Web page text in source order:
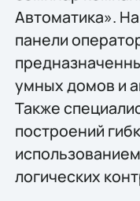
Автоматика».
панели
умных домов и
Также
построений
логических